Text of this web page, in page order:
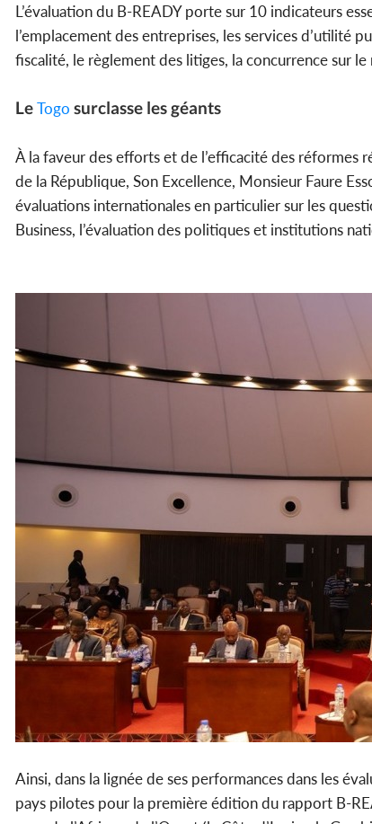
L’évaluation du B-READY porte sur 10 indicateurs
l’emplacement des entreprises, les services d’utilité
fiscalité, le règlement des litiges, la concurrence sur
LeTogo surclasse les géants
À la faveur des efforts et de l’efficacité des réformes
de la République, Son Excellence, Monsieur Faure
évaluations internationales en particulier sur les
Business, l’évaluation des politiques et institutions
Ainsi, dans la lignée de ses performances dans les
pays pilotes pour la première édition du rapport B-